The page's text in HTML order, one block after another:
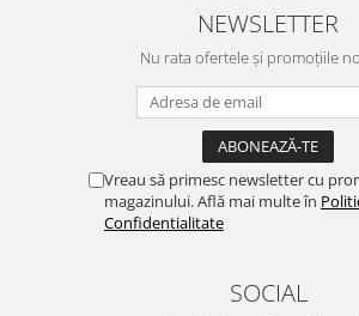
NEWSLETTER
Nu rata ofertele și promoțiile
Vreau să primesc newsletter cu
magazinului. Află mai multe în
Confidentialitate
SOCIAL